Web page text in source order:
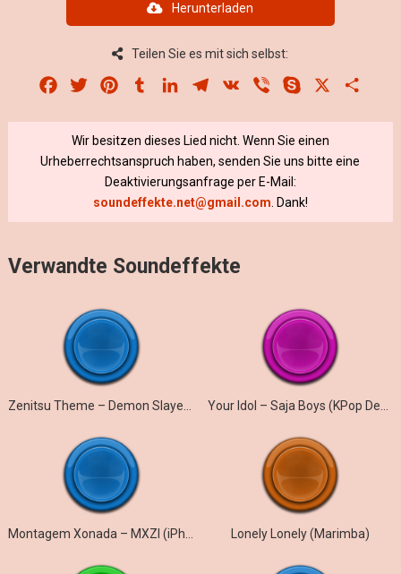
Herunterladen
Teilen Sie es mit sich selbst:
Facebook
Twitter PinterestTumblrLinkedInTelegram
VK Viber Skype
Wir besitzen dieses Lied nicht. Wenn Sie einen
Urheberrechtsanspruch haben, senden Sie uns bitte eine
Deaktivierungsanfrage per E-Mail:
soundeffekte.net@gmail.com . Dank!
Verwandte Soundeffekte
Lonely Lonely (Marimba)